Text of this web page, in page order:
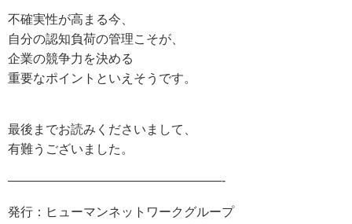
不確実性が高まる今、
自分の認知負荷の管理こそが、
企業の競争力を決める
重要なポイントといえそうです。
最後までお読みくださいまして、
有難うございました。
—————————————————-
発行：ヒューマンネットワークグループ